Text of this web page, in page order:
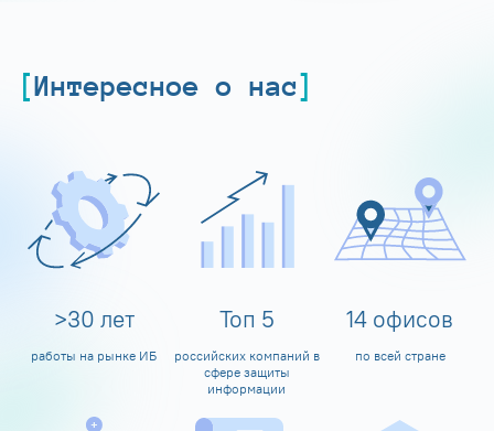
Интересное о нас
>30 лет
работы на рынке ИБ
Топ 5
российских компаний в
сфере защиты
информации
14 офисов
по всей стране